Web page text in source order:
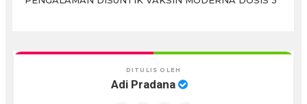
DITULIS OLEH
Adi Pradana